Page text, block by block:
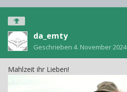
da_emty
Geschrieben 4. November 2024
Mahlzeit ihr Lieben!